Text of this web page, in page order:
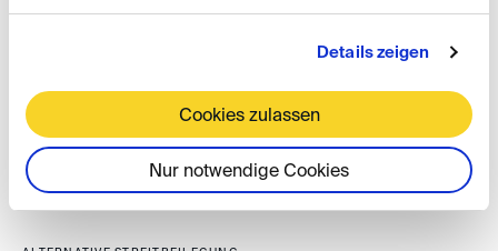
Details zeigen
Cookies zulassen
Nur notwendige Cookies
zugute. Welche Möglichkeiten stehen Ihnen zur
Verfügung?